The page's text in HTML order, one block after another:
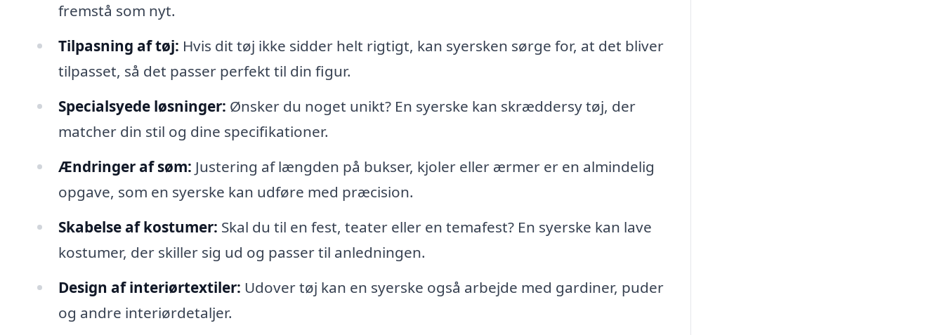
fremstå som nyt.
Tilpasning af tøj: Hvis dit tøj ikke sidder helt rigtigt, kan syersken sørge for, at det bliver
tilpasset, så det passer perfekt til din figur.
Specialsyede løsninger: Ønsker du noget unikt? En syerske kan skræddersy tøj, der
matcher din stil og dine specifikationer.
Ændringer af søm: Justering af længden på bukser, kjoler eller ærmer er en almindelig
opgave, som en syerske kan udføre med præcision.
Skabelse af kostumer: Skal du til en fest, teater eller en temafest? En syerske kan lave
kostumer, der skiller sig ud og passer til anledningen.
Design af interiørtextiler: Udover tøj kan en syerske også arbejde med gardiner, puder
og andre interiørdetaljer.